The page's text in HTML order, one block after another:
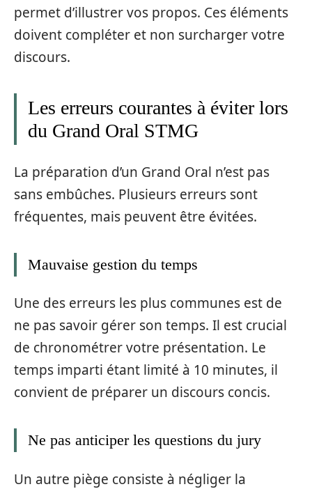
permet d’illustrer vos propos. Ces éléments
doivent compléter et non surcharger votre
discours.
Les erreurs courantes à éviter lors
du Grand Oral STMG
La préparation d’un Grand Oral n’est pas
sans embûches. Plusieurs erreurs sont
fréquentes, mais peuvent être évitées.
Mauvaise gestion du temps
Une des erreurs les plus communes est de
ne pas savoir gérer son temps. Il est crucial
de chronométrer votre présentation. Le
temps imparti étant limité à 10 minutes, il
convient de préparer un discours concis.
Ne pas anticiper les questions du jury
Un autre piège consiste à négliger la